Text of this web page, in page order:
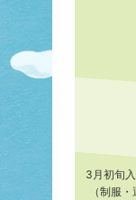
3月初旬
（制服